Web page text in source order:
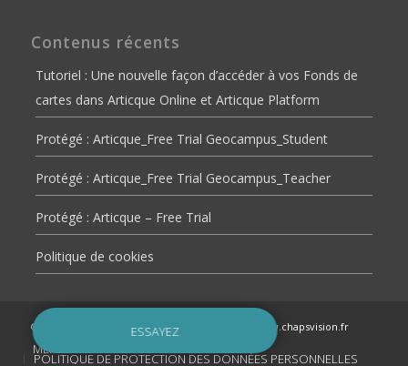
ESSAYEZ
Contenus récents
Tutoriel : Une nouvelle façon d’accéder à vos Fonds de
cartes dans Articque Online et Articque Platform
Protégé : Articque_Free Trial Geocampus_Student
Protégé : Articque_Free Trial Geocampus_Teacher
Protégé : Articque – Free Trial
Politique de cookies
© Copyright - Articque Nos autres sites : www.chapsvision.fr
MENTIONS LÉGALES ET CGU
POLITIQUE DE PROTECTION DES DONNÉES PERSONNELLES